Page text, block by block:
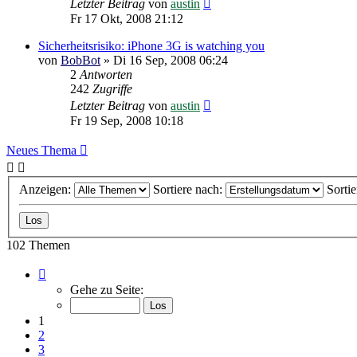
Letzter Beitrag von austin
Fr 17 Okt, 2008 21:12
Sicherheitsrisiko: iPhone 3G is watching you
von BobBot » Di 16 Sep, 2008 06:24
2 Antworten
242 Zugriffe
Letzter Beitrag von austin
Fr 19 Sep, 2008 10:18
Neues Thema
Anzeigen: Sortiere nach:
102 Themen
von
Gehe zu Seite:
1
2
3